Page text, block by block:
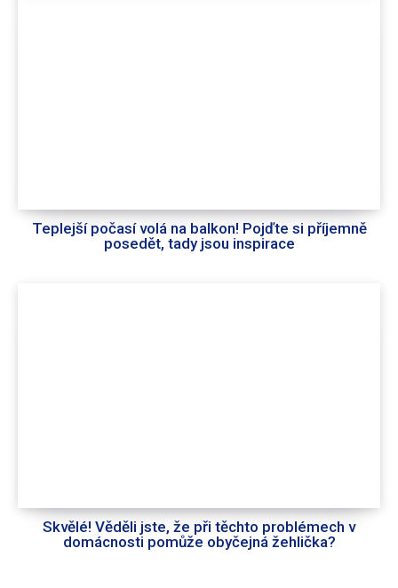
Teplejší počasí volá na balkon! Pojďte si příjemně
posedět, tady jsou inspirace
Skvělé! Věděli jste, že při těchto problémech v
domácnosti pomůže obyčejná žehlička?